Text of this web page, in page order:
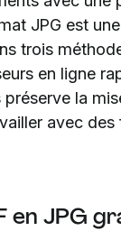
JPG est
trois
en ligne
la
avec des
en JPG